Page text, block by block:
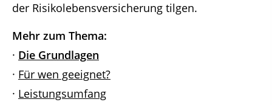
der Risikolebensversicherung tilgen.
Mehr zum Thema:
· Die Grundlagen
· Für wen geeignet?
· Leistungsumfang